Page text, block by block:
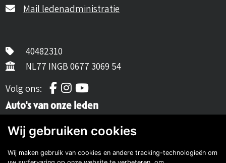
Mail ledenadministratie
40482310
NL77 INGB 0677 3069 54
Volg ons:
Volg ons op Facebook
Volg ons op Instagram
Volg ons op YouTube
Auto's van onze leden
Wij gebruiken cookies
Wij maken gebruik van cookies en andere tracking-technologieën om